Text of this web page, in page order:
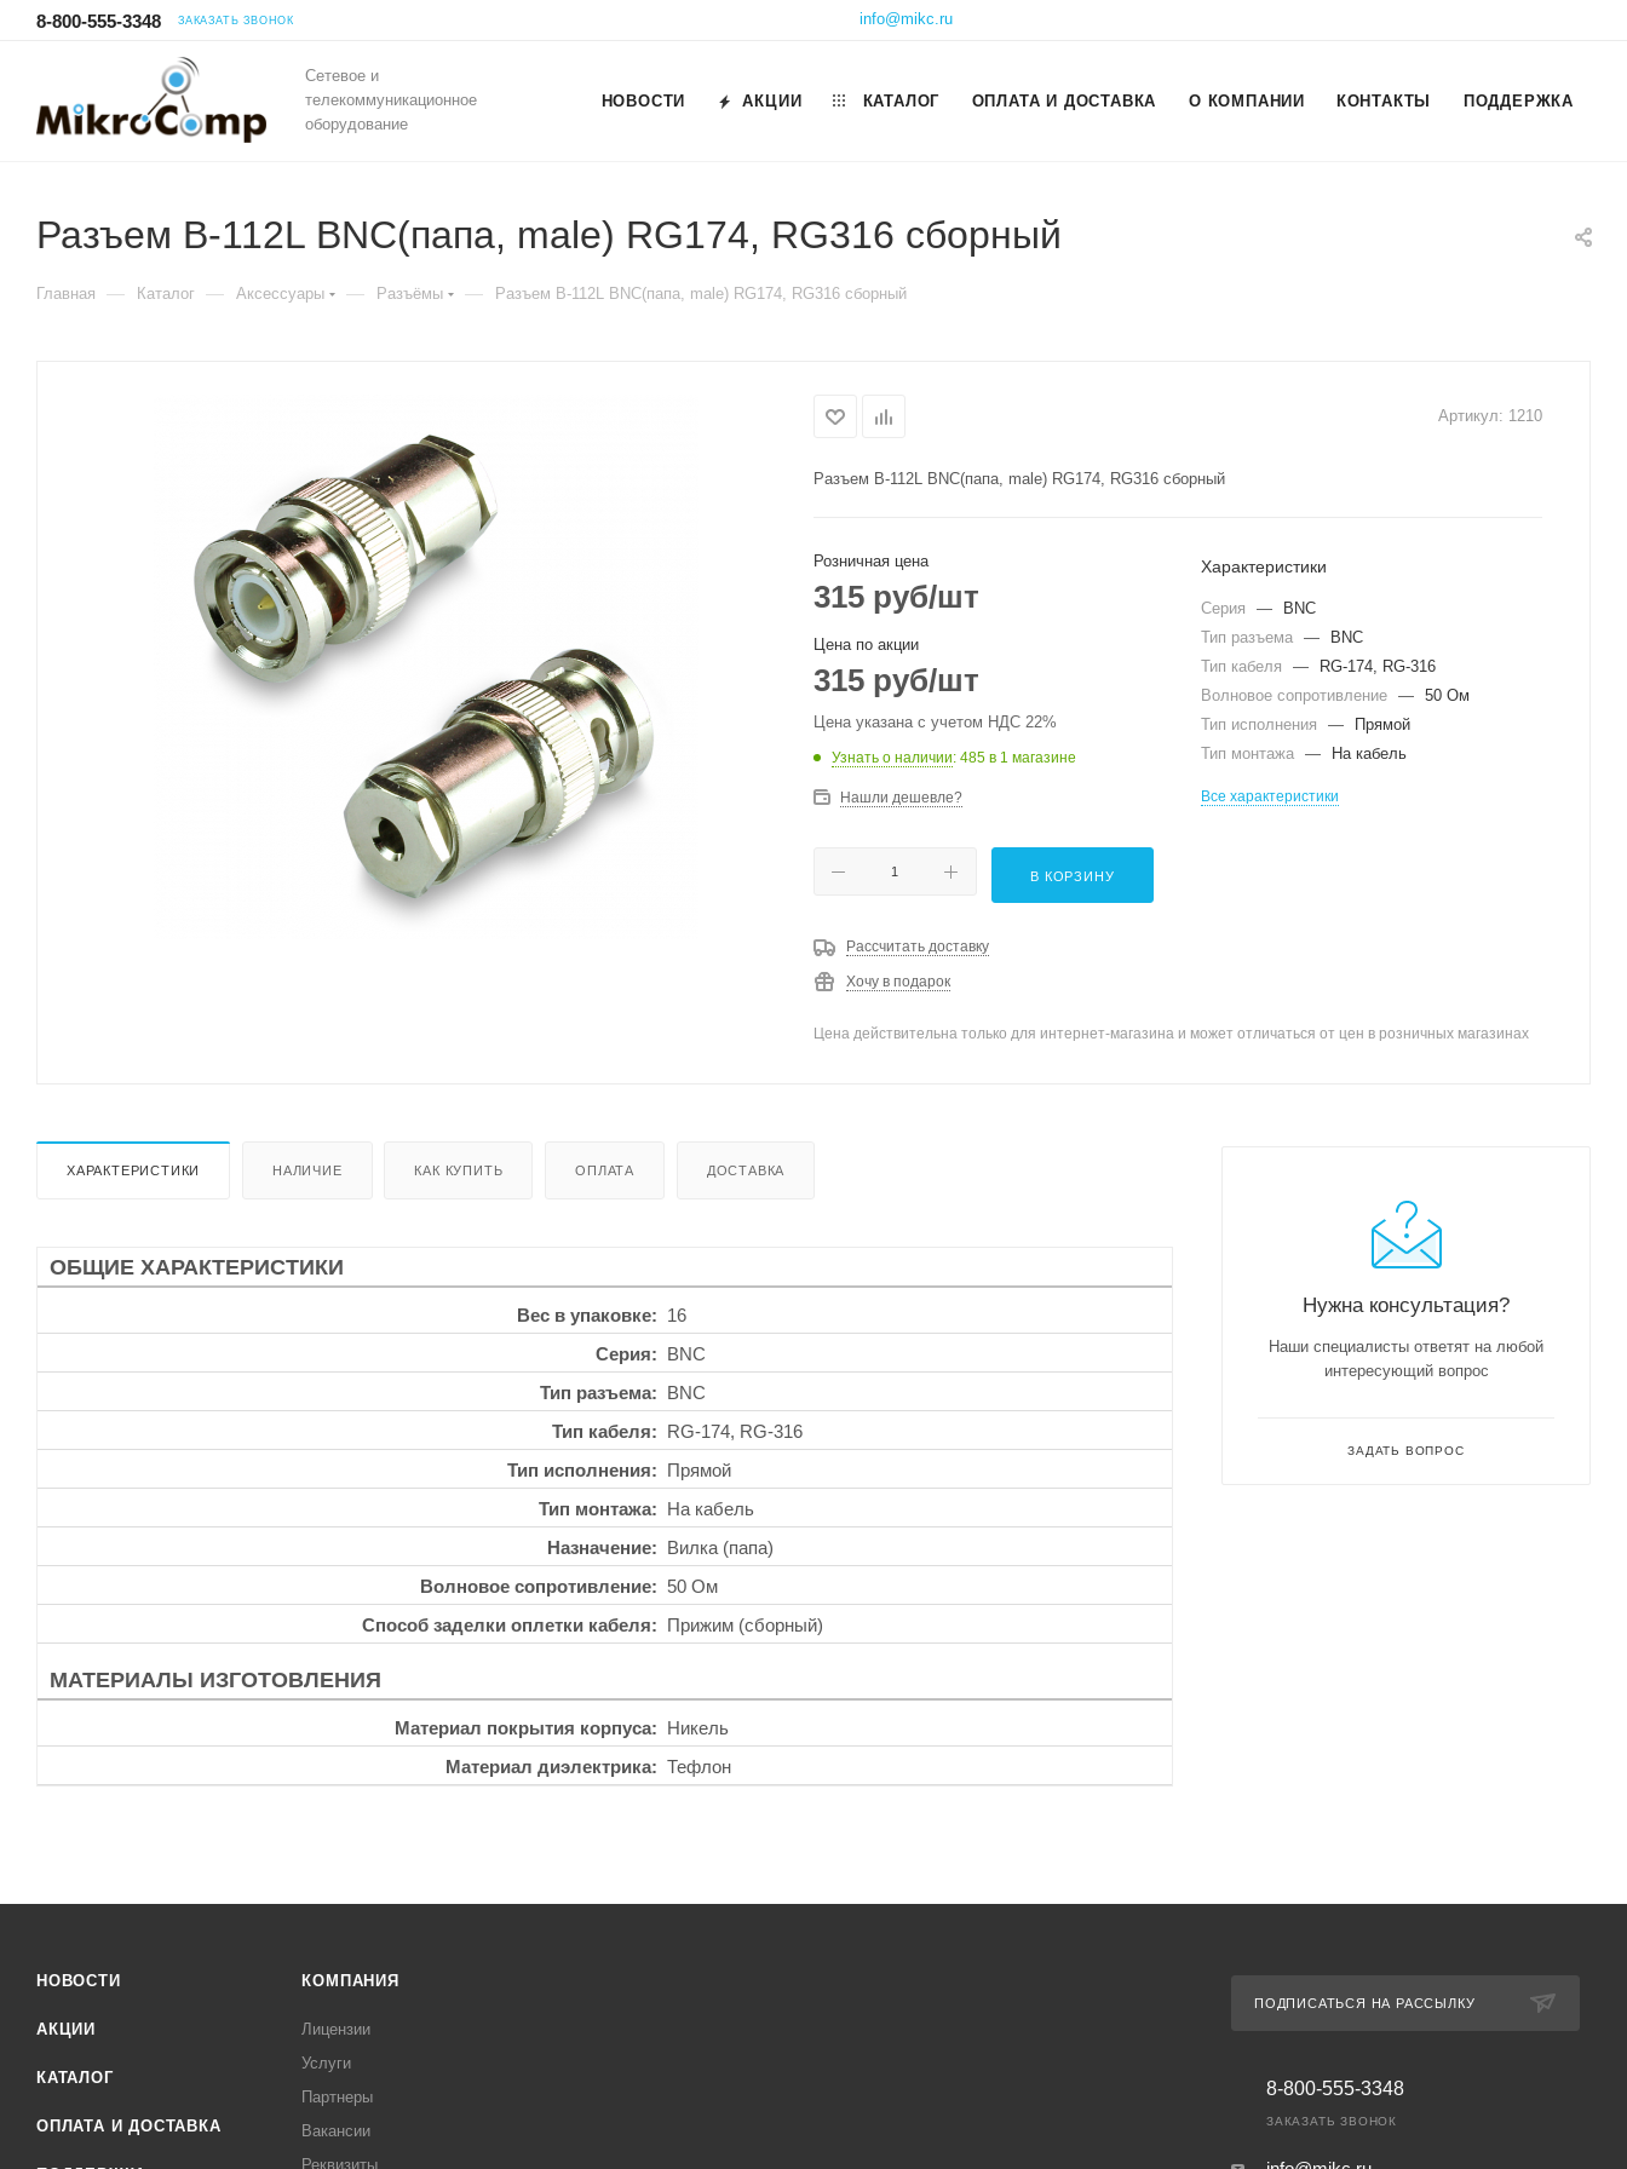
8-800-555-3348 ЗАКАЗАТЬ ЗВОНОК info@mikc.ru
Сетевое и
телекоммуникационное
оборудование
НОВОСТИ АКЦИИ КАТАЛОГ ОПЛАТА И ДОСТАВКА О КОМПАНИИ КОНТАКТЫ ПОДДЕРЖКА
Разъем B-112L BNC(папа, male) RG174, RG316 сборный
Главная — Каталог — Аксессуары — Разъёмы — Разъем B-112L BNC(папа, male) RG174, RG316 сборный
Артикул: 1210
Разъем B-112L BNC(папа, male) RG174, RG316 сборный
Розничная цена
315 руб/шт
Цена по акции
315 руб/шт
Цена указана с учетом НДС 22%
Узнать о наличии: 485 в 1 магазине
Нашли дешевле?
В КОРЗИНУ
Рассчитать доставку
Хочу в подарок
Характеристики
Серия —
BNC
Тип разъема —
BNC
Тип кабеля
—
RG-174, RG-316
Волновое сопротивление — 50 Ом
Тип исполнения
—
Прямой
Тип монтажа — На кабель
Все характеристики
Цена действительна только для интернет-магазина и может отличаться от цен в розничных магазинах
ХАРАКТЕРИСТИКИ НАЛИЧИЕ КАК КУПИТЬ ОПЛАТА ДОСТАВКА
ОБЩИЕ ХАРАКТЕРИСТИКИ
Вес в упаковке
16
Серия
BNC
Тип разъема
BNC
Тип кабеля
RG-174, RG-316
Тип исполнения
Прямой
Тип монтажа
На кабель
Назначение
Вилка (папа)
Волновое сопротивление
50 Ом
Способ заделки оплетки кабеля
Прижим (сборный)
МАТЕРИАЛЫ ИЗГОТОВЛЕНИЯ
Материал покрытия корпуса
Никель
Материал диэлектрика
Тефлон
Нужна консультация?
Наши специалисты ответят на любой
интересующий вопрос
ЗАДАТЬ ВОПРОС
НОВОСТИ
АКЦИИ
КАТАЛОГ
ОПЛАТА И ДОСТАВКА
КОМПАНИЯ
Лицензии
Услуги
Партнеры
Вакансии
Реквизиты
ПОДПИСАТЬСЯ НА РАССЫЛКУ
8-800-555-3348
ЗАКАЗАТЬ ЗВОНОК